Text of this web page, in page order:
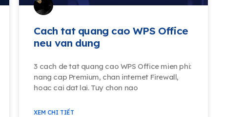
Cach tat quang cao WPS Office
neu van dung
3 cach de tat quang cao WPS Office mien phi:
nang cap Premium, chan internet Firewall,
hoac cai dat lai. Tuy chon nao
XEM CHI TIẾT